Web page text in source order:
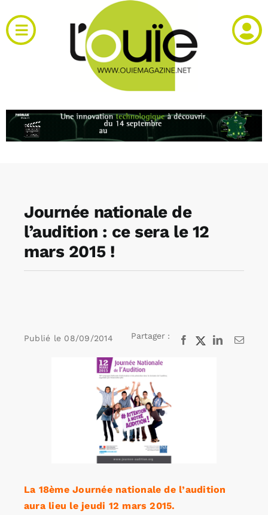
au
contenu
Toggle
Navigation
RH et emploi
Agenda
Annonces emploi
Journée nationale de
l’audition : ce sera le 12
mars 2015 !
Publié le 08/09/2014 Partager : Facebook
X LinkedInEmail
La 18ème Journée nationale de l’audition
aura lieu le jeudi 12 mars 2015.